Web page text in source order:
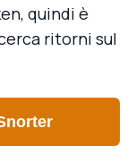
quindi è
ritorni sul